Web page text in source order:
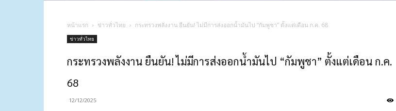
หน้าแรก ข่าวทั่วไทย กระทรวงพลังงาน ยืนยัน! ไม่มีการส่งออกน้ำมันไป “กัมพูชา” ตั้งแต่เดือน ก.ค. 68
ข่าวทั่วไทย
กระทรวงพลังงาน ยืนยัน! ไม่มีการส่งออกน้ำมันไป “กัมพูชา” ตั้งแต่เดือน ก.ค.
68
12/12/2025